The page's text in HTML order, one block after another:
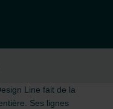
Line fait de la
Ses lignes